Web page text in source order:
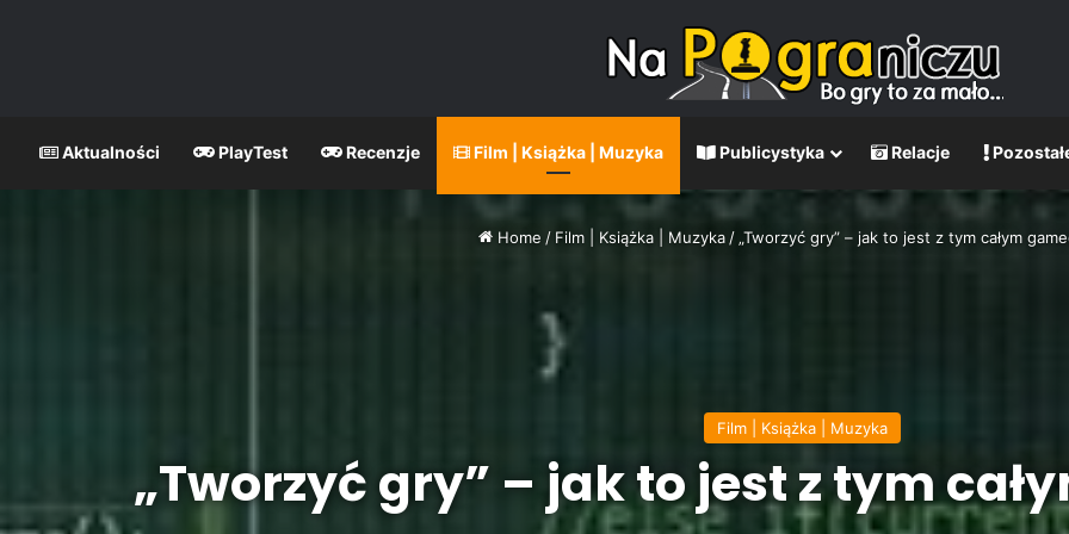
Aktualności PlayTest Recenzje Film | Książka | Muzyka Publicystyka Relacje
Home / Film | Książka | Muzyka / „Tworzyć gry” – jak to jest z tym całym
Film | Książka | Muzyka
„Tworzyć gry” – jak to jest z tym